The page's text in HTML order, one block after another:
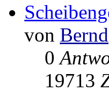
von Bernd
0
19713